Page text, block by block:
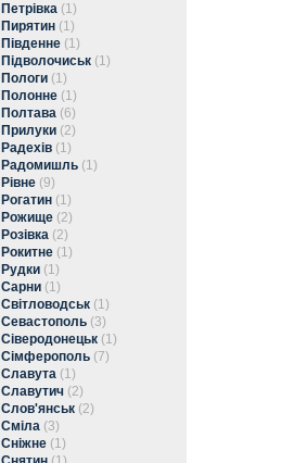
Петрівка (1)
Пирятин (1)
Південне (1)
Підволочиськ (1)
Пологи (1)
Полонне (1)
Полтава (6)
Прилуки (2)
Радехів (1)
Радомишль (1)
Рівне (9)
Рогатин (1)
Рожище (2)
Розівка (2)
Рокитне (1)
Рудки (1)
Сарни (1)
Світловодськ (1)
Севастополь (3)
Сіверодонецьк (1)
Сімферополь (7)
Славута (1)
Славутич (2)
Слов'янськ (2)
Сміла (3)
Сніжне (1)